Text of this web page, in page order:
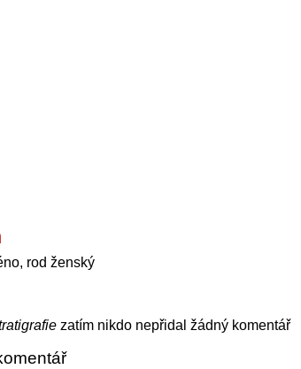
rod ženský
zatím nikdo nepřidal žádný komentář